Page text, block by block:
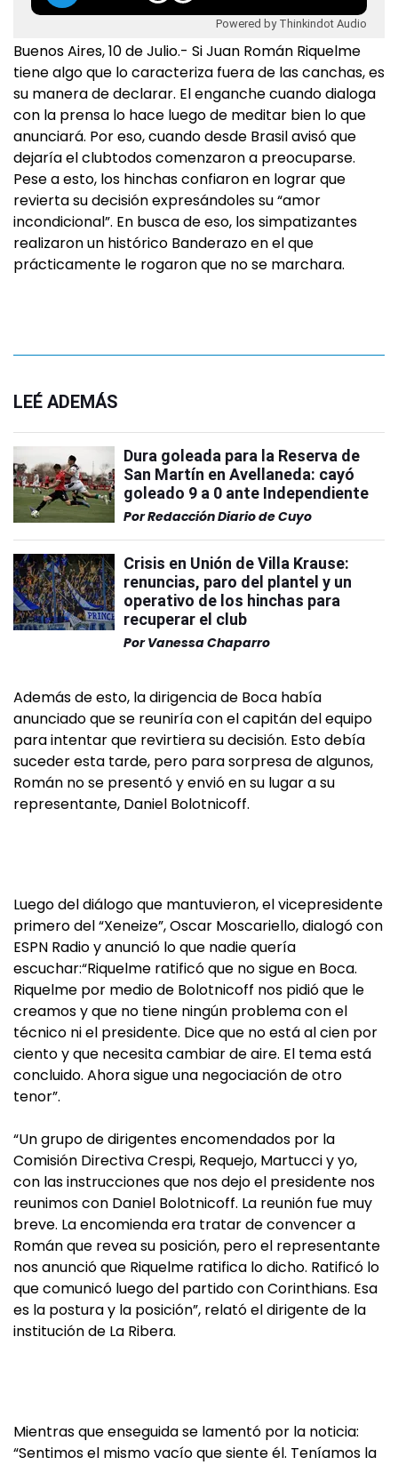
Powered by Thinkindot Audio
Buenos Aires, 10 de Julio.- Si Juan Román Riquelme
tiene algo que lo caracteriza fuera de las canchas, es
su manera de declarar. El enganche cuando dialoga
con la prensa lo hace luego de meditar bien lo que
anunciará. Por eso, cuando desde Brasil avisó que
dejaría el clubtodos comenzaron a preocuparse.
Pese a esto, los hinchas confiaron en lograr que
revierta su decisión expresándoles su “amor
incondicional”. En busca de eso, los simpatizantes
realizaron un histórico Banderazo en el que
prácticamente le rogaron que no se marchara.
LEÉ ADEMÁS
Dura goleada para la Reserva de
San Martín en Avellaneda: cayó
goleado 9 a 0 ante Independiente
PorRedacción Diario de Cuyo
Crisis en Unión de Villa Krause:
renuncias, paro del plantel y un
operativo de los hinchas para
recuperar el club
Por Vanessa Chaparro
Además de esto, la dirigencia de Boca había
anunciado que se reuniría con el capitán del equipo
para intentar que revirtiera su decisión. Esto debía
suceder esta tarde, pero para sorpresa de algunos,
Román no se presentó y envió en su lugar a su
representante, Daniel Bolotnicoff.
Luego del diálogo que mantuvieron, el vicepresidente
primero del “Xeneize”, Oscar Moscariello, dialogó con
ESPN Radio y anunció lo que nadie quería
escuchar:“Riquelme ratificó que no sigue en Boca.
Riquelme por medio de Bolotnicoff nos pidió que le
creamos y que no tiene ningún problema con el
técnico ni el presidente. Dice que no está al cien por
ciento y que necesita cambiar de aire. El tema está
concluido. Ahora sigue una negociación de otro
tenor”.
“Un grupo de dirigentes encomendados por la
Comisión Directiva Crespi, Requejo, Martucci y yo,
con las instrucciones que nos dejo el presidente nos
reunimos con Daniel Bolotnicoff. La reunión fue muy
breve. La encomienda era tratar de convencer a
Román que revea su posición, pero el representante
nos anunció que Riquelme ratifica lo dicho. Ratificó lo
que comunicó luego del partido con Corinthians. Esa
es la postura y la posición”, relató el dirigente de la
institución de La Ribera.
Mientras que enseguida se lamentó por la noticia:
“Sentimos el mismo vacío que siente él. Teníamos la